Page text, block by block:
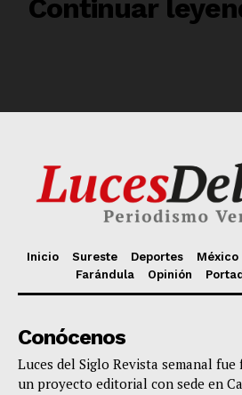
Inicio Sureste Deportes México
Farándula
Opinión
Conócenos
Luces del Siglo Revista semanal fue
un proyecto editorial con sede en